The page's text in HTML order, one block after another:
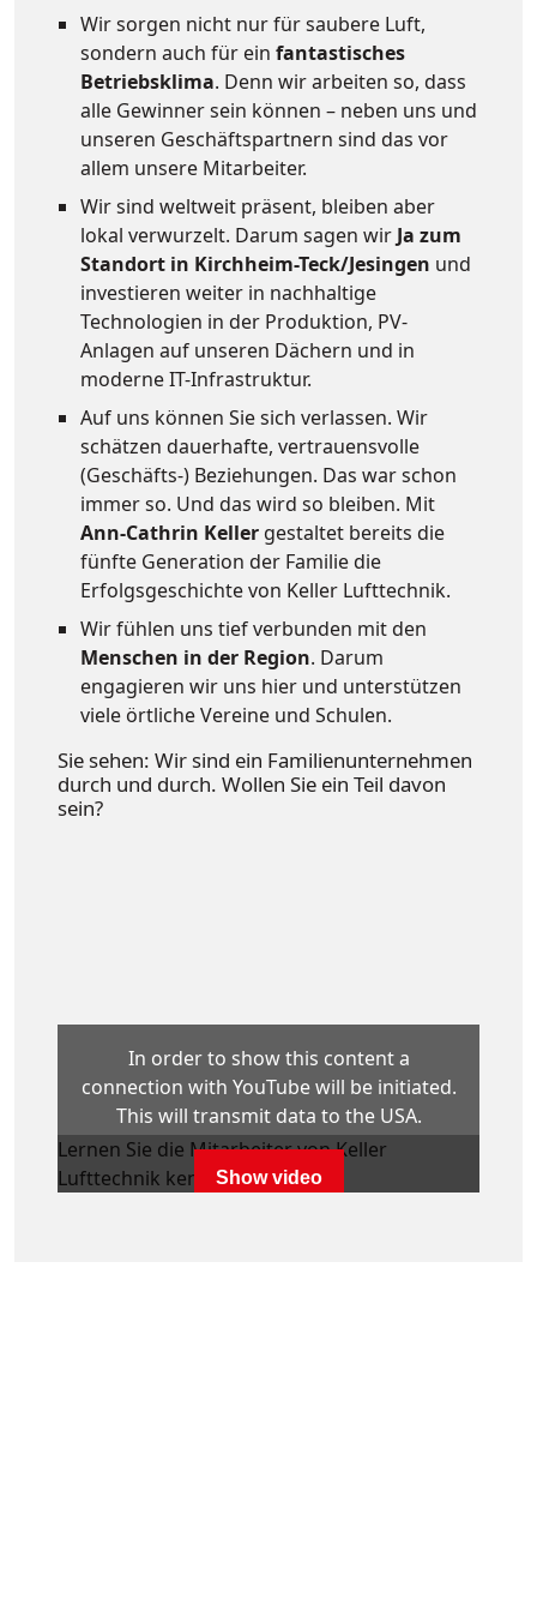
Wir sorgen nicht nur für saubere Luft,
sondern auch für einfantastisches
Betriebsklima. Denn wir arbeiten so, dass
alle Gewinner sein können – neben uns und
unseren Geschäftspartnern sind das vor
allem unsere Mitarbeiter.
Wir sind weltweit präsent, bleiben aber
lokal verwurzelt. Darum sagen wir Ja zum
Standort in Kirchheim-Teck/Jesingen und
investieren weiter in nachhaltige
Technologien in der Produktion, PV-
Anlagen auf unseren Dächern und in
moderne IT-Infrastruktur.
Auf uns können Sie sich verlassen. Wir
schätzen dauerhafte, vertrauensvolle
(Geschäfts-) Beziehungen. Das war schon
immer so. Und das wird so bleiben. Mit
Ann-Cathrin Keller gestaltet bereits die
fünfte Generation der Familie die
Erfolgsgeschichte von Keller Lufttechnik.
Wir fühlen uns tief verbunden mit den
Menschen in der Region. Darum
engagieren wir uns hier und unterstützen
viele örtliche Vereine und Schulen.
Sie sehen: Wir sind ein Familienunternehmen
durch und durch. Wollen Sie ein Teil davon
sein?
In order to show this content a
connection with YouTube will be initiated.
This will transmit data to the USA.
Show video
Lernen Sie die Mitarbeiter von Keller
Lufttechnik kennen!